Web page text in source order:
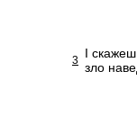
3 І
зло